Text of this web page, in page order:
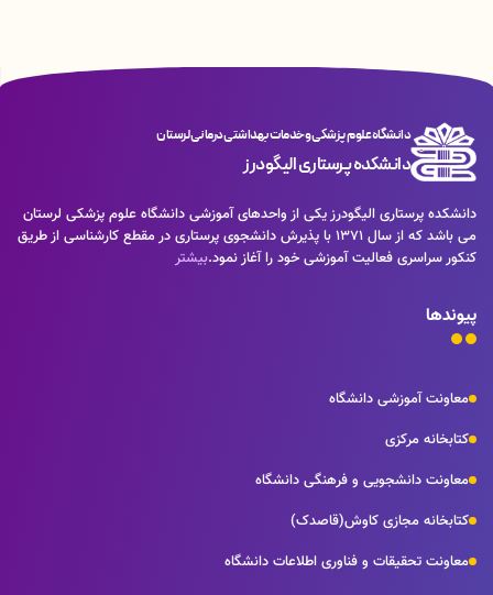
دانشگاه علوم پزشکی و خدمات بهداشتی درمانی لرستان
دانشکده پرستاری الیگودرز
دانشکده پرستاری الیگودرز یکی از واحدهای آموزشی دانشگاه علوم پزشکی لرستان
می باشد که از سال 1371 با پذیرش دانشجوی پرستاری در مقطع کارشناسی از طریق
کنکور سراسری فعالیت آموزشی خود را آغاز نمود.بیشتر
پیوندها
معاونت آموزشی دانشگاه
کتابخانه مرکزی
معاونت دانشجویی و فرهنگی دانشگاه
کتابخانه مجازی کاوش(قاصدک)
معاونت تحقیقات و فناوری اطلاعات دانشگاه